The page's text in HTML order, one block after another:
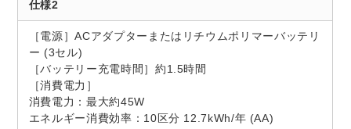
仕様2
［電源］ACアダプターまたはリチウムポリマーバッテリ
ー (3セル)
［バッテリー充電時間］約1.5時間
［消費電力］
消費電力：最大約45W
エネルギー消費効率：10区分 12.7kWh/年 (AA)